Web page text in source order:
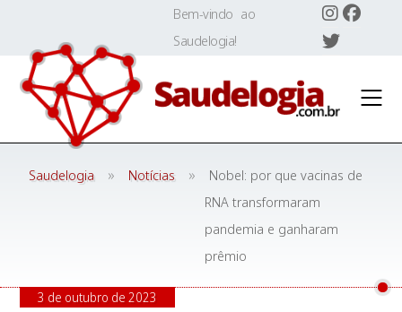
content
Bem-vindo ao
Saudelogia!
Saudelogia » Notícias »
Nobel: por que vacinas de
RNA transformaram
pandemia e ganharam
prêmio
3 de outubro de 2023